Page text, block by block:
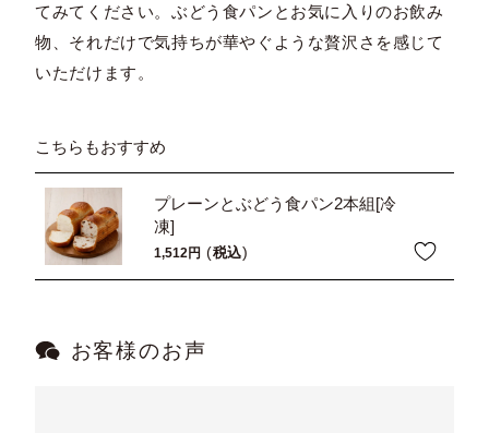
てみてください。ぶどう食パンとお気に入りのお飲み
物、それだけで気持ちが華やぐような贅沢さを感じて
いただけます。
こちらもおすすめ
プレーンとぶどう食パン2本組[冷
凍]
1,512 税込
お客様のお声